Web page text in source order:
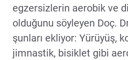
egzersizlerin aerobik ve
olduğunu söyleyen Doç.
şunları ekliyor: Yürüyüş,
jimnastik, bisiklet gibi